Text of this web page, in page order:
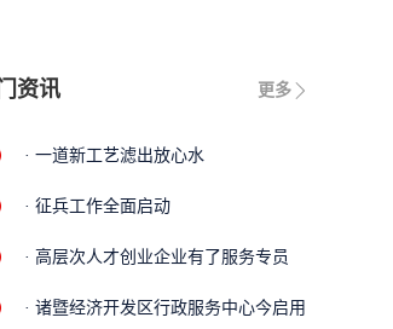
更多
资讯
· 一道新工艺滤出放心水
· 征兵工作全面启动
· 高层次人才创业企业有了服务专员
· 诸暨经济开发区行政服务中心今启用